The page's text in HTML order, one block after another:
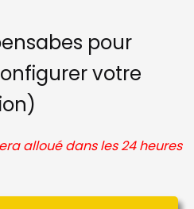
pour
votre
alloué dans les 24 heures